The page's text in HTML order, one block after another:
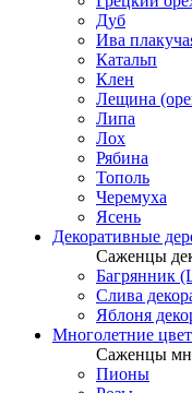
Дуб
Ива
Катальп
Клен
Лещина
Липа
Лох
Рябина
Тополь
Черемуха
Ясень
Декоративные
Саженцы
Багрянник
Слива
Яблоня
Многолетние
Саженцы
Пионы